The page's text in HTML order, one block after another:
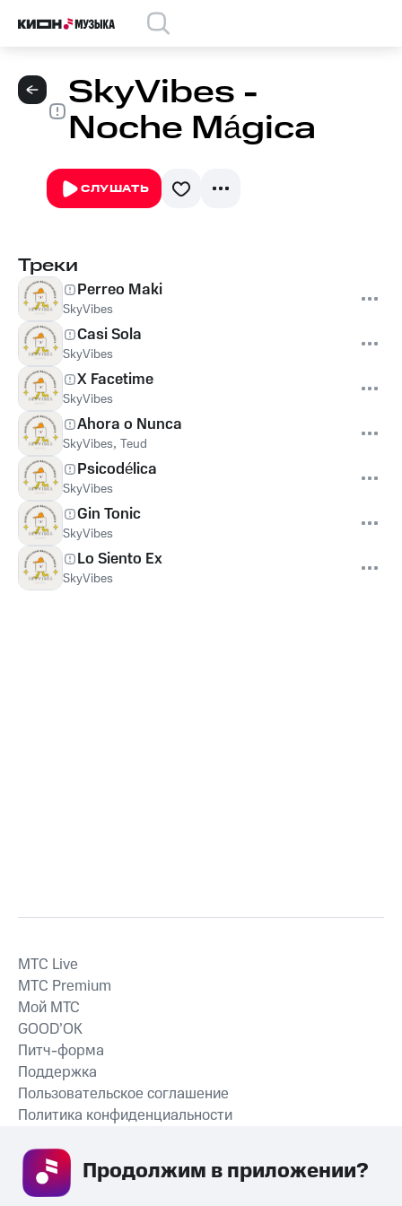
SkyVibes -
Noche Mágica
СЛУШАТЬ
Треки
Perreo Maki
SkyVibes
Casi Sola
SkyVibes
X Facetime
SkyVibes
Ahora o Nunca
SkyVibes, Teud
Psicodélica
SkyVibes
Gin Tonic
SkyVibes
Lo Siento Ex
SkyVibes
СКАЧАТЬ ПРИЛОЖЕНИЕ
MTС Live
MTС Premium
Мой МТС
GOOD’OK
Питч-форма
Поддержка
Пользовательское соглашение
Политика конфиденциальности